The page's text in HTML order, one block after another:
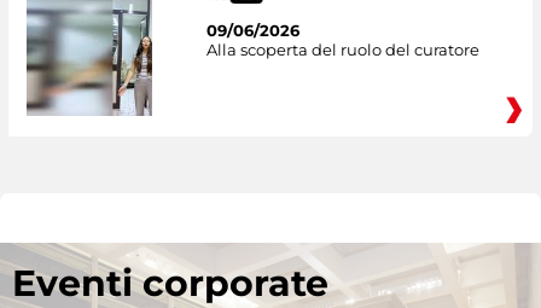
09/06/2026
Alla scoperta del ruolo del curatore
Eventi corporate